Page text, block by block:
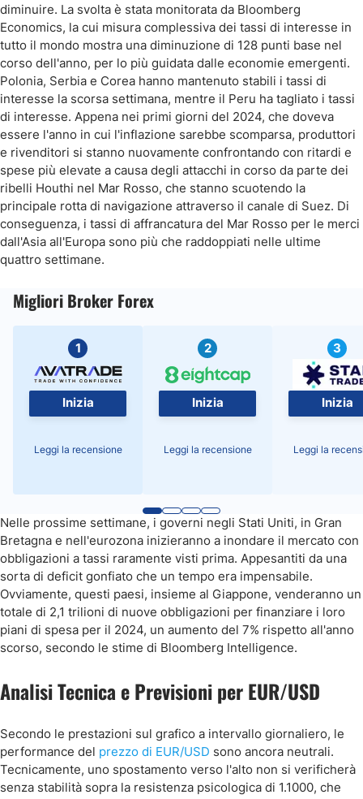
diminuire. La svolta è stata monitorata da Bloomberg
Economics, la cui misura complessiva dei tassi di interesse in
tutto il mondo mostra una diminuzione di 128 punti base nel
corso dell'anno, per lo più guidata dalle economie emergenti.
Polonia, Serbia e Corea hanno mantenuto stabili i tassi di
interesse la scorsa settimana, mentre il Peru ha tagliato i tassi
di interesse. Appena nei primi giorni del 2024, che doveva
essere l'anno in cui l'inflazione sarebbe scomparsa, produttori
e rivenditori si stanno nuovamente confrontando con ritardi e
spese più elevate a causa degli attacchi in corso da parte dei
ribelli Houthi nel Mar Rosso, che stanno scuotendo la
principale rotta di navigazione attraverso il canale di Suez. Di
conseguenza, i tassi di affrancatura del Mar Rosso per le merci
dall'Asia all'Europa sono più che raddoppiati nelle ultime
quattro settimane.
Migliori Broker Forex
1
Inizia
Leggi la recensione
2
Inizia
Leggi la recensione
3
Inizia
Leggi la
Nelle prossime settimane, i governi negli Stati Uniti, in Gran
Bretagna e nell'eurozona inizieranno a inondare il mercato con
obbligazioni a tassi raramente visti prima. Appesantiti da una
sorta di deficit gonfiato che un tempo era impensabile.
Ovviamente, questi paesi, insieme al Giappone, venderanno un
totale di 2,1 trilioni di nuove obbligazioni per finanziare i loro
piani di spesa per il 2024, un aumento del 7% rispetto all'anno
scorso, secondo le stime di Bloomberg Intelligence.
Analisi Tecnica e Previsioni per EUR/USD
Secondo le prestazioni sul grafico a intervallo giornaliero, le
performance del prezzo di EUR/USD sono ancora neutrali.
Tecnicamente, uno spostamento verso l'alto non si verificherà
senza stabilità sopra la resistenza psicologica di 1.1000, che